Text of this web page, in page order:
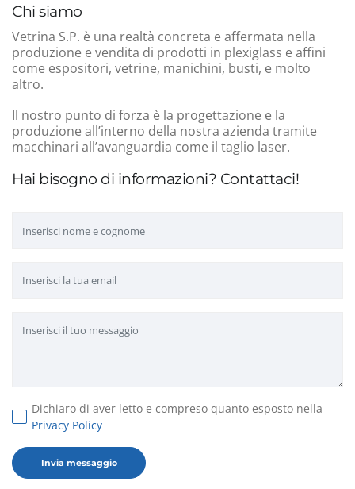
Hai bisogno di informazioni? Contattaci!
Dichiaro di aver letto e compreso quanto esposto nella
Privacy Policy
Chi siamo
Vetrina S.P. è una realtà concreta e affermata nella
produzione e vendita di prodotti in plexiglass e affini
come espositori, vetrine, manichini, busti, e molto
altro.
Il nostro punto di forza è la progettazione e la
produzione all’interno della nostra azienda tramite
macchinari all’avanguardia come il taglio laser.